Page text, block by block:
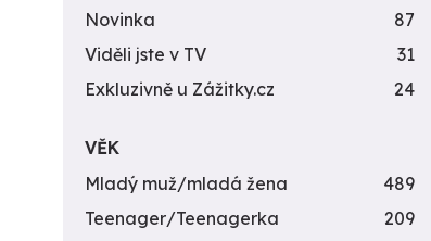
Novinka
87
Viděli jste v TV
31
Exkluzivně u Zážitky.cz
24
VĚK
Mladý muž/mladá žena
489
Teenager/Teenagerka
209